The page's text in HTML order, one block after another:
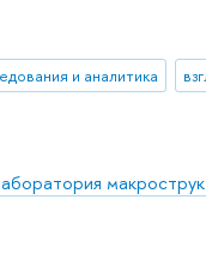
и аналитика